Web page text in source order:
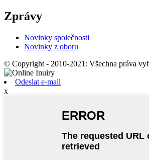
Zprávy
Novinky společnosti
Novinky z oboru
© Copyright - 2010-2021: Všechna práva
Odeslat e-mail
x